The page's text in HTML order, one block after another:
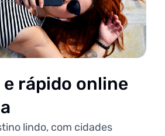
rápido online
lindo, com cidades